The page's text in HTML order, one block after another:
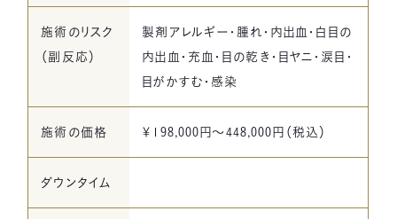
施術のリスク
（副反応）
製剤アレルギー・腫れ・内出血・白目の
内出血・充血・目の乾き・目ヤニ・涙目・
目がかすむ・感染
施術の価格 ￥198,000円〜448,000円（税込）
ダウンタイム